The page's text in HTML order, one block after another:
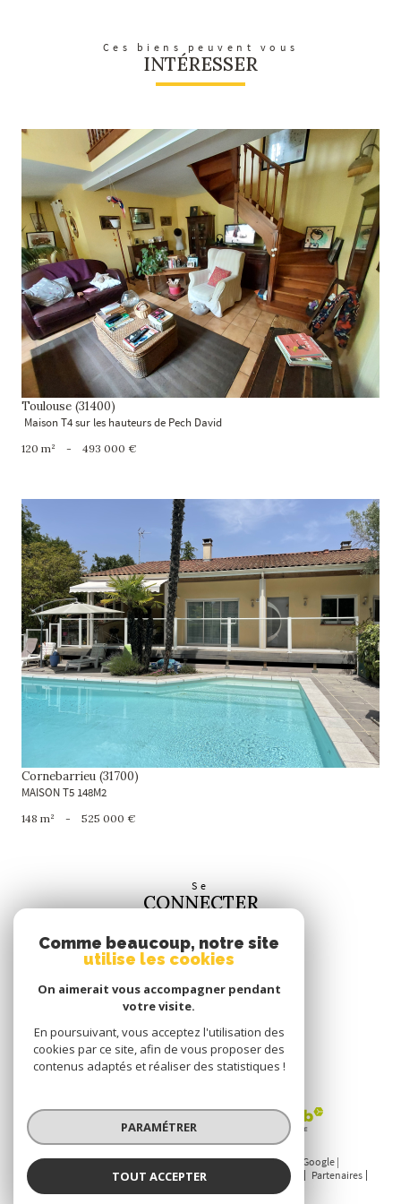
Ces biens peuvent vous
INTÉRESSER
voir le bien
Toulouse (31400)
Maison T4 sur les hauteurs de Pech David
120 m² - 493 000 €
voir le bien
Cornebarrieu (31700)
MAISON T5 148M2
148 m² - 525 000 €
Se
CONNECTER
espace propriétaire
SUIVRE
Nous
© 2026 | Tous droits réservés | Traduction powered by Google |
Plan du site Mentions légales Admin
Partenaires
Comme beaucoup, notre site
utilise les cookies
On aimerait vous accompagner pendant
votre visite.
En poursuivant, vous acceptez l'utilisation des
cookies par ce site, afin de vous proposer des
contenus adaptés et réaliser des statistiques !
PARAMÉTRER
TOUT ACCEPTER